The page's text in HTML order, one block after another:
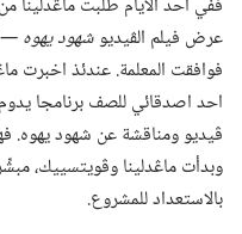
ففي احد الايام طلبت ماڠدلينا
عرض فيلم الڤيديوشهود يهوه —‏
فوافقت المعلمة.‏ عندئذ اخبرت
ڤيديو ومناقشة عن شهود يهوه.‏
وبدأت ماڠدلينا وڤويتسييك،‏
بالاستعداد للمشروع.‏